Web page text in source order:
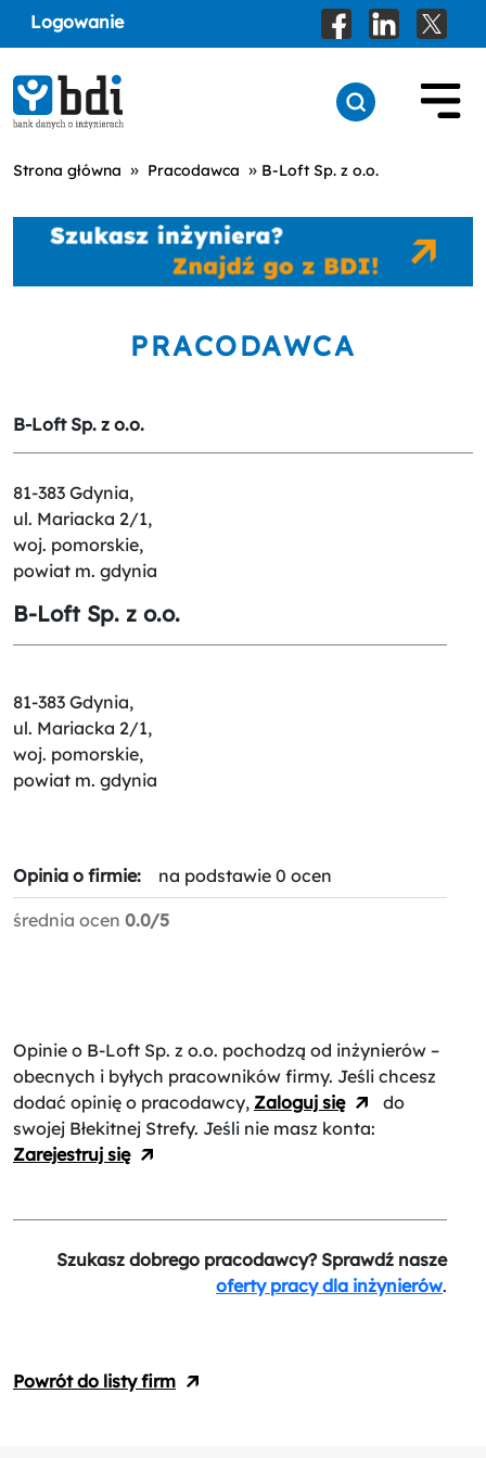
Logowanie
Strona główna » Pracodawca » B-Loft Sp. z o.o.
PRACODAWCA
B-Loft Sp. z o.o.
81-383 Gdynia,
ul. Mariacka 2/1,
woj. pomorskie,
powiat m. gdynia
B-Loft Sp. z o.o.
81-383 Gdynia,
ul. Mariacka 2/1,
woj. pomorskie,
powiat m. gdynia
Opinia o firmie: na podstawie 0 ocen
średnia ocen 0.0/5
Opinie o B-Loft Sp. z o.o. pochodzą od inżynierów –
obecnych i byłych pracowników firmy. Jeśli chcesz
dodać opinię o pracodawcy, Zaloguj się
do
swojej Błekitnej Strefy. Jeśli nie masz konta:
Zarejestruj się
Szukasz dobrego pracodawcy? Sprawdź nasze
oferty pracy dla inżynierów.
Powrót do listy firm